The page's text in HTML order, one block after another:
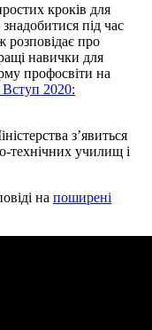
кроків для
під час
розповідає про
навички для
профосвіти на
Вступ 2020:
з’явиться
технічних училищ і
на поширені